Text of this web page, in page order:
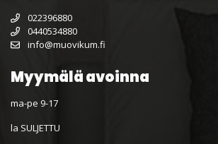
022396880
0440534880
info@muovikum.fi
Myymälä avoinna
ma-pe 9-17
la SULJETTU